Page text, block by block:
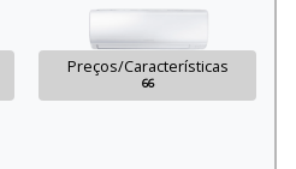
Preços/Características
66